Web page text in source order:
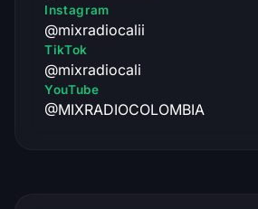
Instagram
@mixradiocalii
TikTok
@mixradiocali
YouTube
@MIXRADIOCOLOMBIA